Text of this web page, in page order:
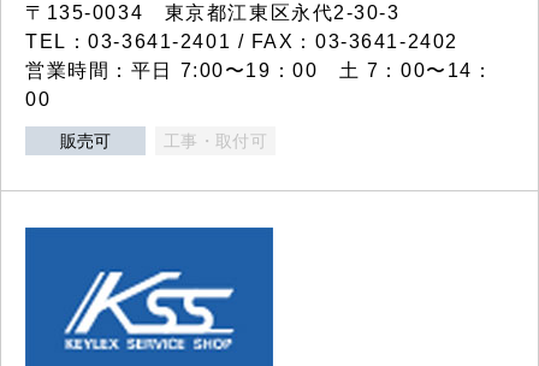
〒135-0034 東京都江東区永代2-30-3
TEL：03-3641-2401 / FAX：03-3641-2402
営業時間：平日 7:00〜19：00 土 7：00〜14：
00
販売可 工事・取付可